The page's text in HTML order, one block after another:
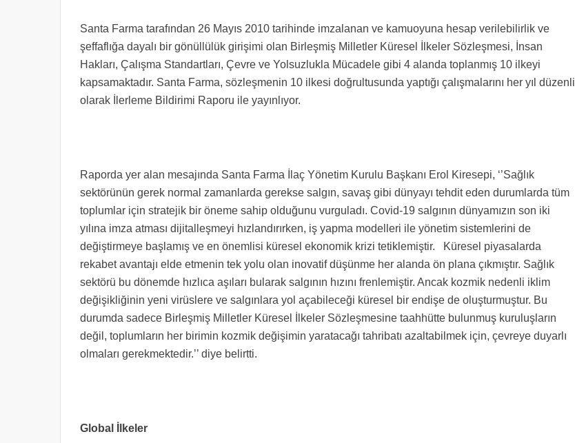
Santa Farma tarafından 26 Mayıs 2010 tarihinde imzalanan ve kamuoyuna hesap verilebilirlik ve
şeffaflığa dayalı bir gönüllülük girişimi olan Birleşmiş Milletler Küresel İlkeler Sözleşmesi, İnsan
Hakları, Çalışma Standartları, Çevre ve Yolsuzlukla Mücadele gibi 4 alanda toplanmış 10 ilkeyi
kapsamaktadır. Santa Farma, sözleşmenin 10 ilkesi doğrultusunda yaptığı çalışmalarını her yıl düzenli
olarak İlerleme Bildirimi Raporu ile yayınlıyor.
Raporda yer alan mesajında Santa Farma İlaç Yönetim Kurulu Başkanı Erol Kiresepi, ‘’Sağlık
sektörünün gerek normal zamanlarda gerekse salgın, savaş gibi dünyayı tehdit eden durumlarda tüm
toplumlar için stratejik bir öneme sahip olduğunu vurguladı. Covid-19 salgının dünyamızın son iki
yılına imza atması dijitalleşmeyi hızlandırırken, iş yapma modelleri ile yönetim sistemlerini de
değiştirmeye başlamış ve en önemlisi küresel ekonomik krizi tetiklemiştir. Küresel piyasalarda
rekabet avantajı elde etmenin tek yolu olan inovatif düşünme her alanda ön plana çıkmıştır. Sağlık
sektörü bu dönemde hızlıca aşıları bularak salgının hızını frenlemiştir. Ancak kozmik nedenli iklim
değişikliğinin yeni virüslere ve salgınlara yol açabileceği küresel bir endişe de oluşturmuştur. Bu
durumda sadece Birleşmiş Milletler Küresel İlkeler Sözleşmesine taahhütte bulunmuş kuruluşların
değil, toplumların her birimin kozmik değişimin yaratacağı tahribatı azaltabilmek için, çevreye duyarlı
olmaları gerekmektedir.’’ diye belirtti.
Global İlkeler